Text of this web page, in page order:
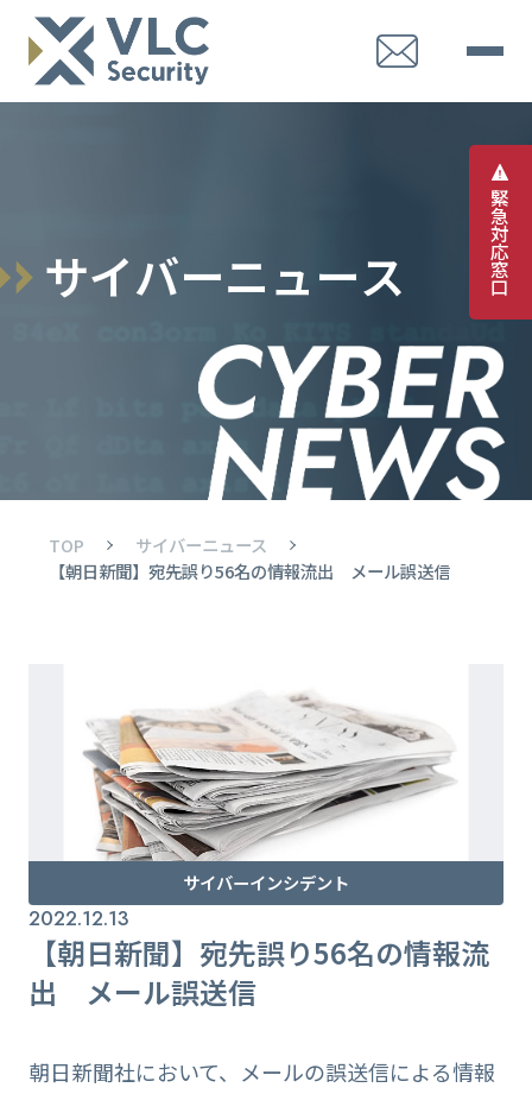
緊
急
対
応
窓
口
サイバーニュース
TOP
サイバーニュース
【朝日新聞】宛先誤り56名の情報流出 メール誤送信
サイバーインシデント
2022.12.13
【朝日新聞】宛先誤り56名の情報流
出 メール誤送信
朝日新聞社において、メールの誤送信による情報